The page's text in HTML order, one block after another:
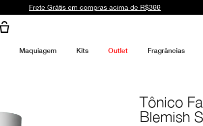
Frete Grátis em compras acima de R$399
Maquiagem Kits Outlet Fragrâncias
Tônico
Blemish